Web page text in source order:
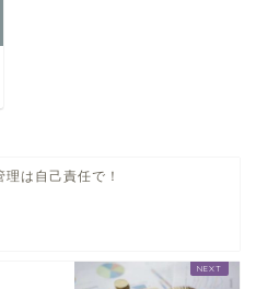
理は自己責任で！